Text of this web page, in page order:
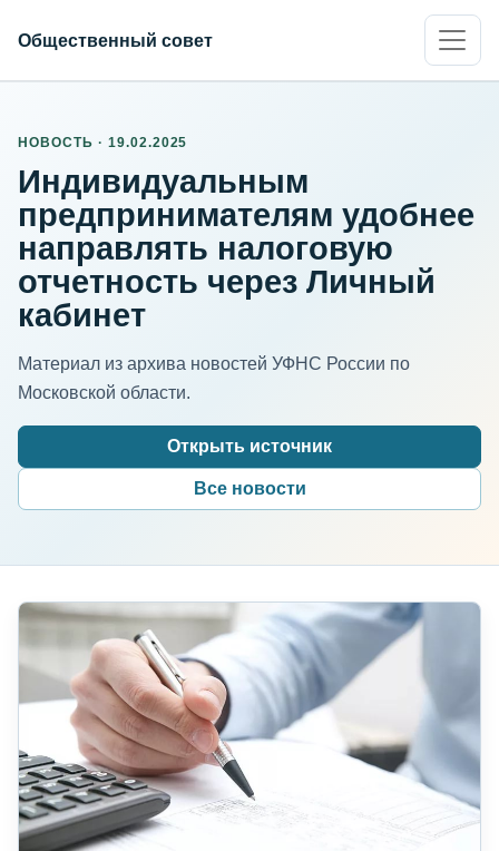
Общественный совет
НОВОСТЬ · 19.02.2025
Индивидуальным
предпринимателям удобнее
направлять налоговую
отчетность через Личный
кабинет
Материал из архива новостей УФНС России по
Московской области.
Открыть источник
Все новости